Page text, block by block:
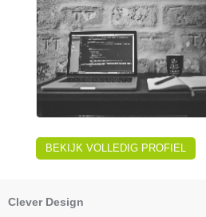
BEKIJK VOLLEDIG PROFIEL
Clever Design